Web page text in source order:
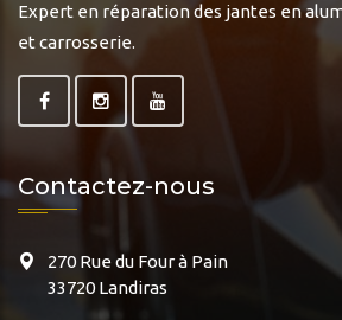
Expert en réparation des jantes en
et carrosserie.
Contactez-nous
270 Rue du Four à Pain
33720 Landiras